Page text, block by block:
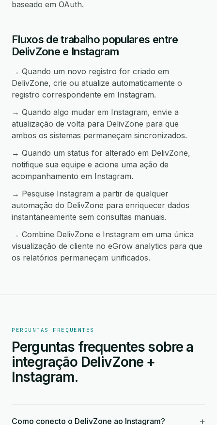
baseado em OAuth.
Fluxos de trabalho populares entre
DelivZone e Instagram
→ Quando um novo registro for criado em
DelivZone, crie ou atualize automaticamente o
registro correspondente em Instagram.
→ Quando algo mudar em Instagram, envie a
atualização de volta para DelivZone para que
ambos os sistemas permaneçam sincronizados.
→ Quando um status for alterado em DelivZone,
notifique sua equipe e acione uma ação de
acompanhamento em Instagram.
→ Pesquise Instagram a partir de qualquer
automação do DelivZone para enriquecer dados
instantaneamente sem consultas manuais.
→ Combine DelivZone e Instagram em uma única
visualização de cliente no eGrow analytics para que
os relatórios permaneçam unificados.
PERGUNTAS FREQUENTES
Perguntas frequentes sobre a
integração DelivZone +
Instagram.
Como conecto o DelivZone ao Instagram? +